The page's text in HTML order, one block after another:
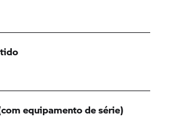
equipamento de série)